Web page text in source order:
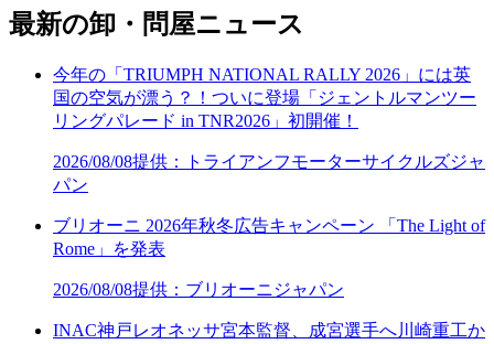
最新の卸・問屋ニュース
今年の「TRIUMPH NATIONAL RALLY 2026」には英
国の空気が漂う？！ついに登場「ジェントルマンツー
リングパレード in TNR2026」初開催！
2026/08/08提供：トライアンフモーターサイクルズジャ
パン
ブリオーニ 2026年秋冬広告キャンペーン 「The Light of
Rome」を発表
2026/08/08提供：ブリオーニジャパン
INAC神戸レオネッサ宮本監督、成宮選手へ川崎重工か